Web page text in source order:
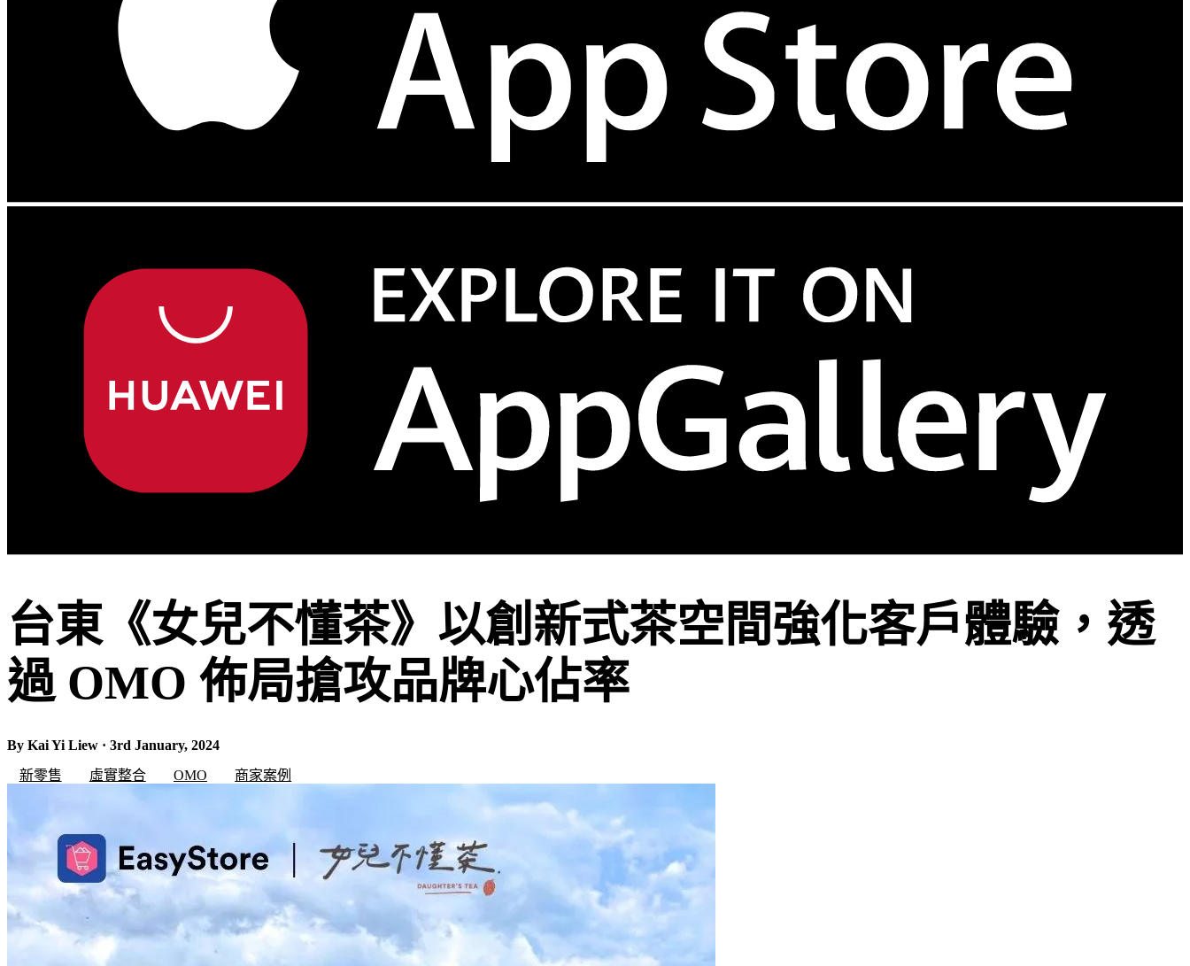
台東《女兒不懂茶》以創新式茶空間強化客戶體驗，透
過 OMO 佈局搶攻品牌心佔率
By Kai Yi Liew · 3rd January, 2024
新零售
虛實整合 OMO 商家案例